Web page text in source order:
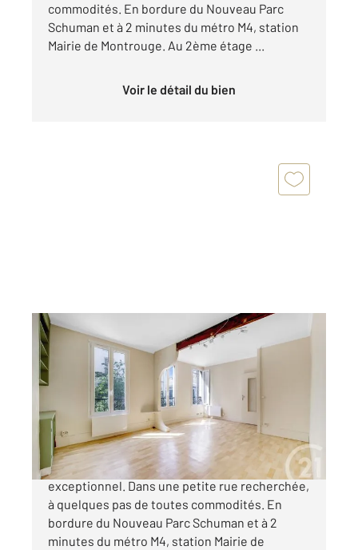
commodités. En bordure du Nouveau Parc
Schuman et à 2 minutes du métro M4, station
Mairie de Montrouge. Au 2ème étage ...
Voir le détail du bien
MONTROUGE 92
, 2 pièces
Ref : 11072
Appartement F2 à vendre
296 500 €
MONTROUGE - Coeur de Ville. Emplacement
exceptionnel. Dans une petite rue recherchée,
à quelques pas de toutes commodités. En
bordure du Nouveau Parc Schuman et à 2
minutes du métro M4, station Mairie de